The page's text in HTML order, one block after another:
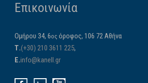
Επικοινωνία
Ομήρου 34, 6ος όροφος, 106 72 Αθήνα
Τ.(+30) 210 3611 225,
E.info@kanell.gr